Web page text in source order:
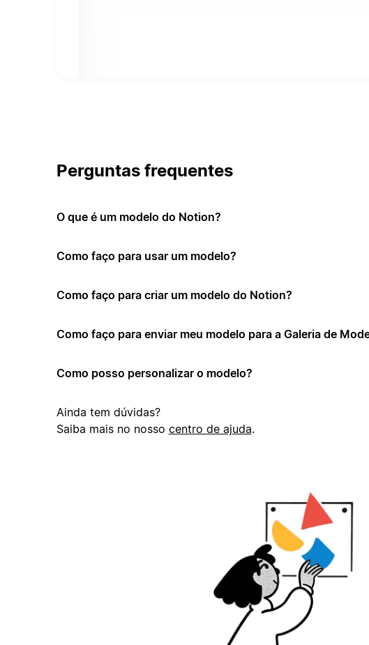
Perguntas frequentes
O que é um modelo do Notion?
Como faço para usar um modelo?
Como faço para criar um modelo do Notion?
Como faço para enviar meu modelo para a Galeria de
Como posso personalizar o modelo?
Ainda tem dúvidas?
Saiba mais no nosso centro de ajuda.